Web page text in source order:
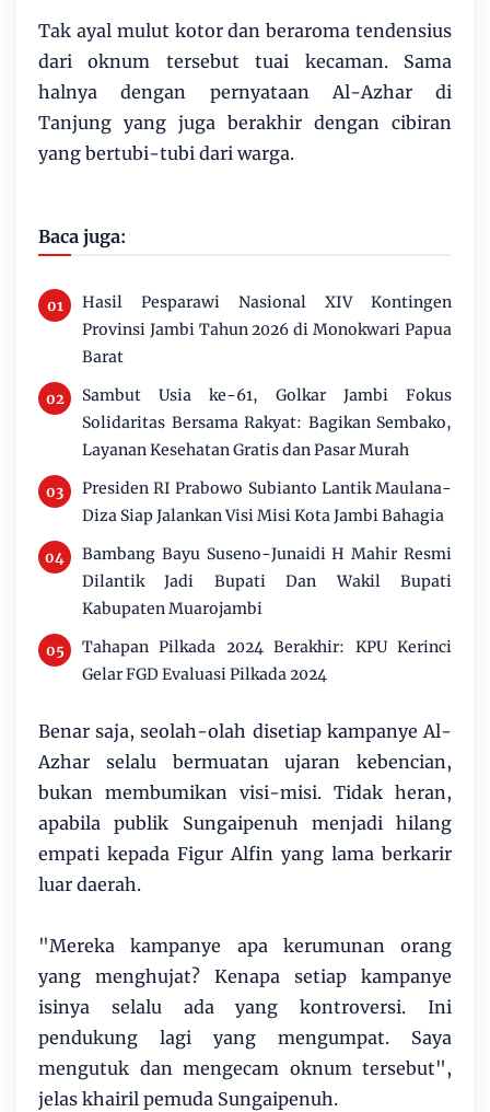
Tak ayal mulut kotor dan beraroma tendensius
dari oknum tersebut tuai kecaman. Sama
halnya dengan pernyataan Al-Azhar di
Tanjung yang juga berakhir dengan cibiran
yang bertubi-tubi dari warga.
Baca juga:
Hasil Pesparawi Nasional XIV Kontingen
Provinsi Jambi Tahun 2026 di Monokwari Papua
Barat
Sambut Usia ke-61, Golkar Jambi Fokus
Solidaritas Bersama Rakyat: Bagikan Sembako,
Layanan Kesehatan Gratis dan Pasar Murah
Presiden RI Prabowo Subianto Lantik Maulana-
Diza Siap Jalankan Visi Misi Kota Jambi Bahagia
Bambang Bayu Suseno-Junaidi H Mahir Resmi
Dilantik Jadi Bupati Dan Wakil Bupati
Kabupaten Muarojambi
Tahapan Pilkada 2024 Berakhir: KPU Kerinci
Gelar FGD Evaluasi Pilkada 2024
Benar saja, seolah-olah disetiap kampanye Al-
Azhar selalu bermuatan ujaran kebencian,
bukan membumikan visi-misi. Tidak heran,
apabila publik Sungaipenuh menjadi hilang
empati kepada Figur Alfin yang lama berkarir
luar daerah.
"Mereka kampanye apa kerumunan orang
yang menghujat? Kenapa setiap kampanye
isinya selalu ada yang kontroversi. Ini
pendukung lagi yang mengumpat. Saya
mengutuk dan mengecam oknum tersebut",
jelas khairil pemuda Sungaipenuh.